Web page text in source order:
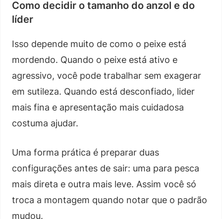
Como decidir o tamanho do anzol e do
líder
Isso depende muito de como o peixe está
mordendo. Quando o peixe está ativo e
agressivo, você pode trabalhar sem exagerar
em sutileza. Quando está desconfiado, lider
mais fina e apresentação mais cuidadosa
costuma ajudar.
Uma forma prática é preparar duas
configurações antes de sair: uma para pesca
mais direta e outra mais leve. Assim você só
troca a montagem quando notar que o padrão
mudou.